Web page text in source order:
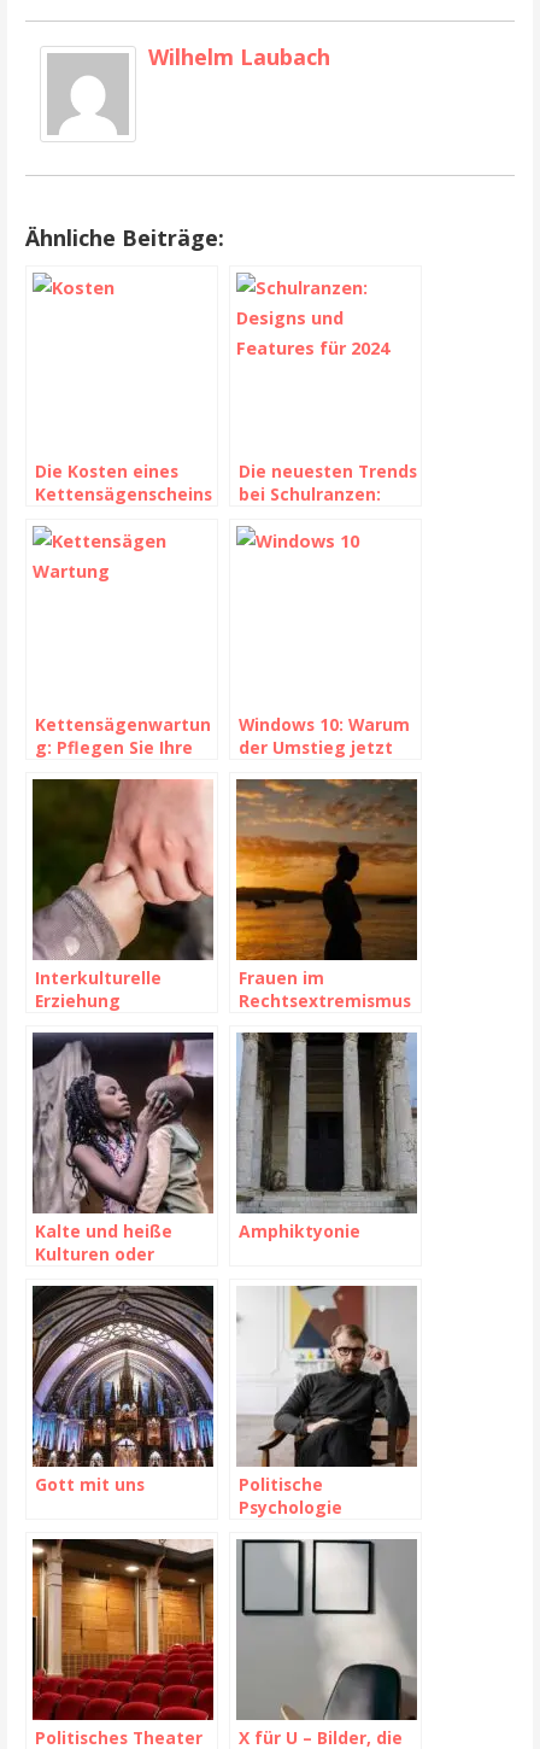
Wilhelm Laubach
Ähnliche Beiträge:
Die Kosten eines
Kettensägenscheins
Investition in Ihre
Sicherheit
Die neuesten Trends
bei Schulranzen:
Features für 2024
Kettensägenwartun
g: Pflegen Sie Ihre
Windows 10: Warum
der Umstieg jetzt
Interkulturelle
Erziehung
Frauen im
Rechtsextremismus
Kalte und heiße
Kulturen oder
Amphiktyonie
Gott mit uns
Politische
Psychologie
Politisches Theater
X für U – Bilder, die